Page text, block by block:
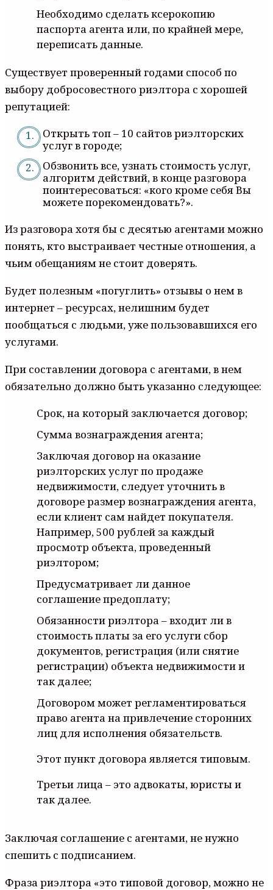
Необходимо сделать ксерокопию
паспорта агента или, по крайней мере,
переписать данные.
Существует проверенный годами способ по
выбору добросовестного риэлтора с хорошей
репутацией:
Открыть топ – 10 сайтов риэлторских
услуг в городе;
Обзвонить все, узнать стоимость услуг,
алгоритм действий, в конце разговора
поинтересоваться: «кого кроме себя Вы
можете порекомендовать?».
Из разговора хотя бы с десятью агентами можно
понять, кто выстраивает честные отношения, а
чьим обещаниям не стоит доверять.
Будет полезным «погуглить» отзывы о нем в
интернет – ресурсах, нелишним будет
пообщаться с людьми, уже пользовавшихся его
услугами.
При составлении договора с агентами, в нем
обязательно должно быть указанно следующее:
Срок, на который заключается договор;
Сумма вознаграждения агента;
Заключая договор на оказание
риэлторских услуг по продаже
недвижимости, следует уточнить в
договоре размер вознаграждения агента,
если клиент сам найдет покупателя.
Например, 500 рублей за каждый
просмотр объекта, проведенный
риэлтором;
Предусматривает ли данное
соглашение предоплату;
Обязанности риэлтора – входит ли в
стоимость платы за его услуги сбор
документов, регистрация (или снятие
регистрации) объекта недвижимости и
так далее;
Договором может регламентироваться
право агента на привлечение сторонних
лиц для исполнения обязательств.
Этот пункт договора является типовым.
Третьи лица – это адвокаты, юристы и
так далее.
Заключая соглашение с агентами, не нужно
спешить с подписанием.
Фраза риэлтора «это типовой договор, можно не